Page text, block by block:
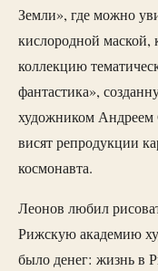
Земли», где можно
кислородной маской,
коллекцию
фантастика»,
художником Андреем
висят репродукции
космонавта.
Леонов любил
Рижскую академию
было денег: жизнь в